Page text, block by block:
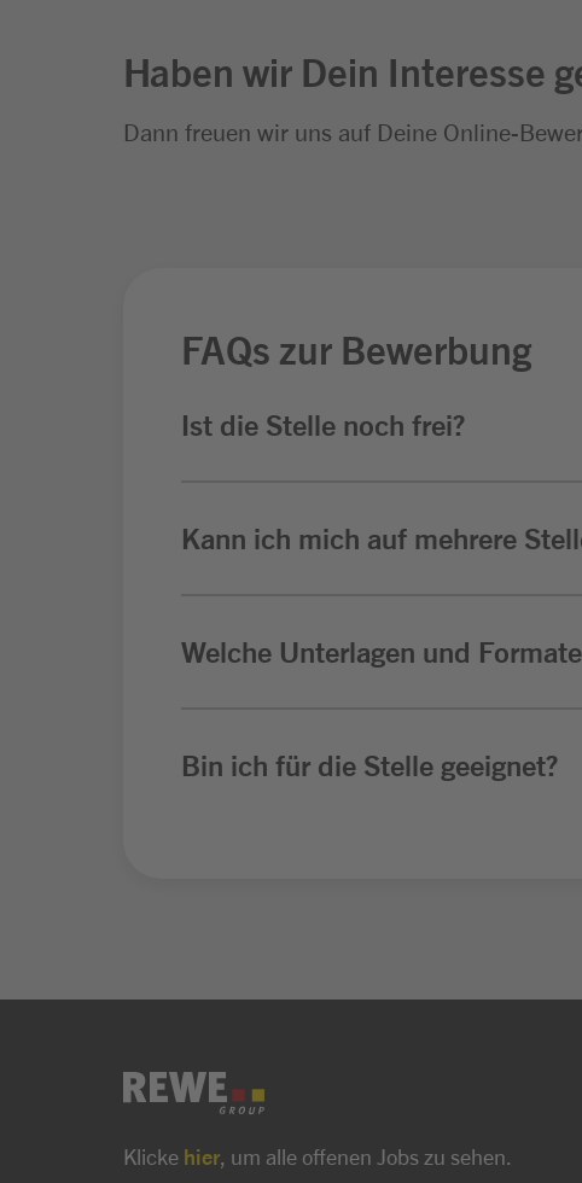
Haben wir Dein Interesse
Dann freuen wir uns auf Deine Online-
FAQs zur Bewerbung
Ist die Stelle noch frei?
Kann ich mich auf mehrere
Welche Unterlagen und
Bin ich für die Stelle geeignet?
Klicke hier , um alle offenen Jobs zu sehen.